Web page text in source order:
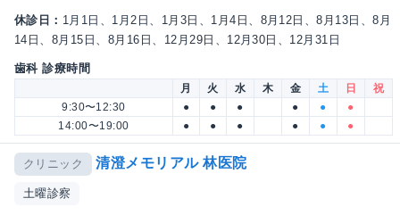
休診日： 1月1日、1月2日、1月3日、1月4日、8月12日、8月13日、8月
14日、8月15日、8月16日、12月29日、12月30日、12月31日
歯科 診療時間
月 火 水 木 金 土 日
祝
9:30〜12:30
● ● ● ● ●
●
14:00〜19:00
● ● ● ● ● ●
クリニック 清澄メモリアル 林医院
土曜診察